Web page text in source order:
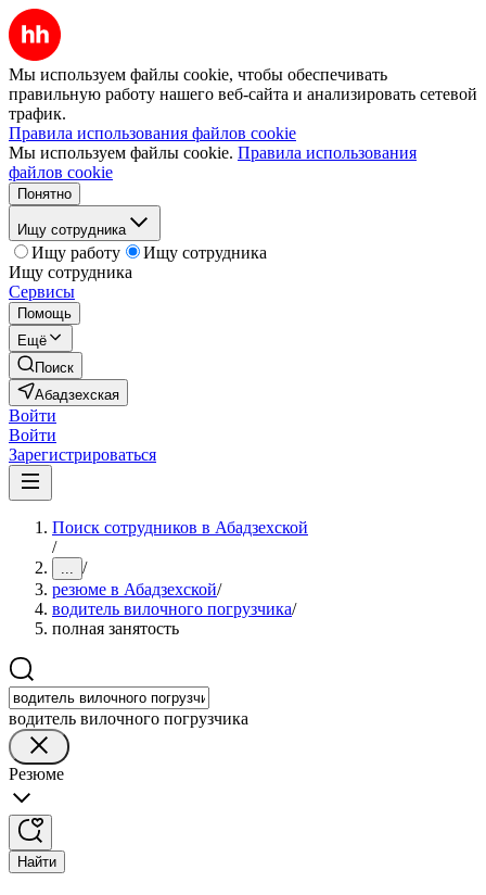
Мы используем файлы cookie, чтобы обеспечивать
правильную работу нашего веб-сайта и анализировать сетевой
трафик.
Правила использования файлов cookie
Мы используем файлы cookie. Правила использования
файлов cookie
Понятно
Ищу сотрудника
Ищу работу
Ищу сотрудника
Ищу сотрудника
Сервисы
Помощь
Ещё
Поиск
Абадзехская
Войти
Войти
Зарегистрироваться
Поиск сотрудников в Абадзехской
/
... /
резюме в Абадзехской/
водитель вилочного погрузчика/
полная занятость
водитель вилочного погрузчика
Резюме
Найти